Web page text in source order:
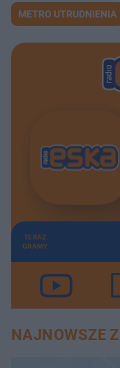
METRO UTRUDNIENIA
TERAZ
GRAMY
NAJNOWSZE